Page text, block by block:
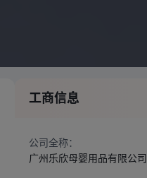
工商信息
公司全称：
广州乐欣母婴用品有限公司